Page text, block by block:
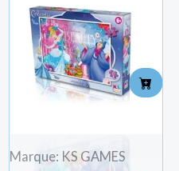
Marque: KS GAMES